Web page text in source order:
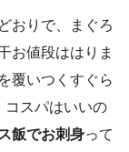
おりで、まぐろ
お値段ははりま
覆いつくすぐら
コスパはいいの
飯でお刺身って